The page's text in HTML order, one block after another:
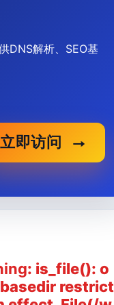
DNS解析、SEO基
立即访问
: is_file(): o
restrict